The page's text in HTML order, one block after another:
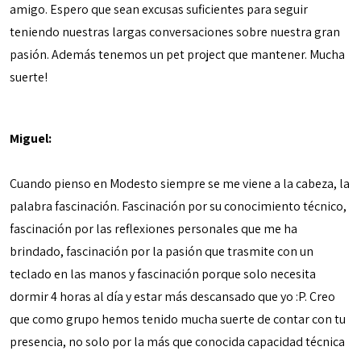
amigo. Espero que sean excusas suficientes para seguir
teniendo nuestras largas conversaciones sobre nuestra gran
pasión. Además tenemos un pet project que mantener. Mucha
suerte!
Miguel:
Cuando pienso en Modesto siempre se me viene a la cabeza, la
palabra fascinación. Fascinación por su conocimiento técnico,
fascinación por las reflexiones personales que me ha
brindado, fascinación por la pasión que trasmite con un
teclado en las manos y fascinación porque solo necesita
dormir 4 horas al día y estar más descansado que yo :P. Creo
que como grupo hemos tenido mucha suerte de contar con tu
presencia, no solo por la más que conocida capacidad técnica